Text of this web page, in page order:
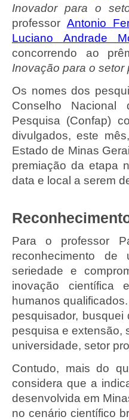
Inovador para o
professor Antonio
Luciano Andrade
concorrendo ao
Inovação para o setor
Os nomes dos
Conselho
Pesquisa (Confap)
divulgados, este
Estado de Minas
premiação da etapa
data e local a serem
Para o professor
reconhecimento de
seriedade e
inovação científica
humanos
pesquisador,
pesquisa e extensão,
universidade, setor
Contudo, mais do
considera que a
desenvolvida em
no cenário científico